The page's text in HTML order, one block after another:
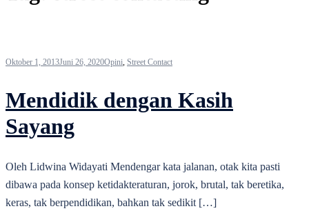
Oktober 1, 2013Juni 26, 2020Opini Street Contact
Mendidik dengan Kasih
Sayang
Oleh Lidwina Widayati Mendengar kata jalanan, otak kita pasti
dibawa pada konsep ketidakteraturan, jorok, brutal, tak beretika,
keras, tak berpendidikan, bahkan tak sedikit […]